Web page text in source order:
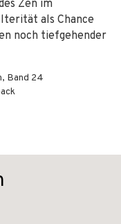
Zen im
als Chance
noch tiefgehender
Band 24